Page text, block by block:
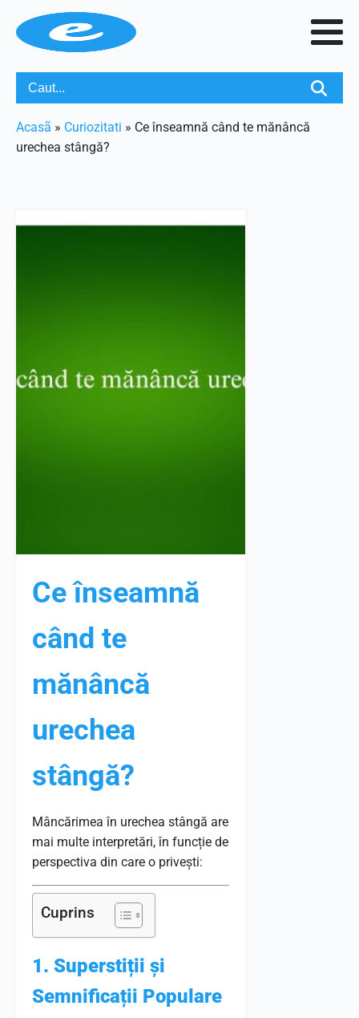
Acasã » Curiozitati » Ce înseamnă când te mănâncă
urechea stângă?
Ce înseamnă
când te
mănâncă
urechea
stângă?
Mâncărimea în urechea stângă are
mai multe interpretări, în funcție de
perspectiva din care o privești:
Cuprins
1. Superstiții și
Semnificații Populare